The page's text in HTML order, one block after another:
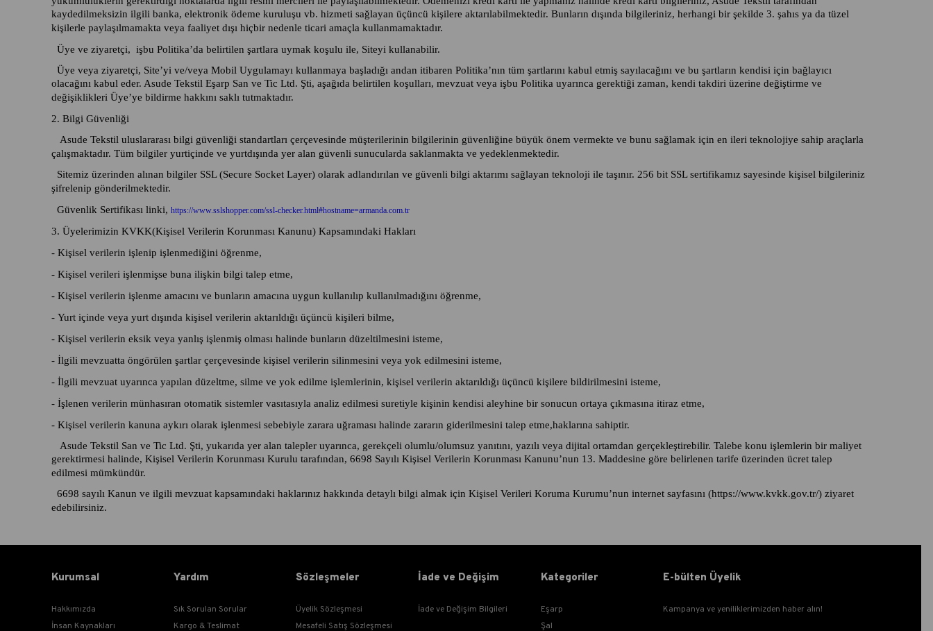
kaydedilmeksizin ilgili banka, elektronik ödeme kuruluşu vb. hizmeti sağlayan üçüncü kişilere aktarılabilmektedir. Bunların dışında bilgileriniz, herhangi bir şekilde 3. şahıs ya da tüzel
kişilerle paylaşılmamakta veya faaliyet dışı hiçbir nedenle ticari amaçla kullanmamaktadır.
Üye ve ziyaretçi, işbu Politika’da belirtilen şartlara uymak koşulu ile, Siteyi kullanabilir.
Üye veya ziyaretçi, Site’yi ve/veya Mobil Uygulamayı kullanmaya başladığı andan itibaren Politika’nın tüm şartlarını kabul etmiş sayılacağını ve bu şartların kendisi için bağlayıcı
olacağını kabul eder. Asude Tekstil Eşarp San ve Tic Ltd. Şti, aşağıda belirtilen koşulları, mevzuat veya işbu Politika uyarınca gerektiği zaman, kendi takdiri üzerine değiştirme ve
değişiklikleri Üye’ye bildirme hakkını saklı tutmaktadır.
2. Bilgi Güvenliği
Asude Tekstil uluslararası bilgi güvenliği standartları çerçevesinde müşterilerinin bilgilerinin güvenliğine büyük önem vermekte ve bunu sağlamak için en ileri teknolojiye sahip araçlarla
çalışmaktadır. Tüm bilgiler yurtiçinde ve yurtdışında yer alan güvenli sunucularda saklanmakta ve yedeklenmektedir.
Sitemiz üzerinden alınan bilgiler SSL (Secure Socket Layer) olarak adlandırılan ve güvenli bilgi aktarımı sağlayan teknoloji ile taşınır. 256 bit SSL sertifikamız sayesinde kişisel bilgileriniz
şifrelenip gönderilmektedir.
Güvenlik Sertifikası linki, https://www.sslshopper.com/ssl-checker.html#hostname=armanda.com.tr
3. Üyelerimizin KVKK(Kişisel Verilerin Korunması Kanunu) Kapsamındaki Hakları
- Kişisel verilerin işlenip işlenmediğini öğrenme,
- Kişisel verileri işlenmişse buna ilişkin bilgi talep etme,
- Kişisel verilerin işlenme amacını ve bunların amacına uygun kullanılıp kullanılmadığını öğrenme,
- Yurt içinde veya yurt dışında kişisel verilerin aktarıldığı üçüncü kişileri bilme,
- Kişisel verilerin eksik veya yanlış işlenmiş olması halinde bunların düzeltilmesini isteme,
- İlgili mevzuatta öngörülen şartlar çerçevesinde kişisel verilerin silinmesini veya yok edilmesini isteme,
- İlgili mevzuat uyarınca yapılan düzeltme, silme ve yok edilme işlemlerinin, kişisel verilerin aktarıldığı üçüncü kişilere bildirilmesini isteme,
- İşlenen verilerin münhasıran otomatik sistemler vasıtasıyla analiz edilmesi suretiyle kişinin kendisi aleyhine bir sonucun ortaya çıkmasına itiraz etme,
- Kişisel verilerin kanuna aykırı olarak işlenmesi sebebiyle zarara uğraması halinde zararın giderilmesini talep etme,haklarına sahiptir.
Asude Tekstil San ve Tic Ltd. Şti, yukarıda yer alan talepler uyarınca, gerekçeli olumlu/olumsuz yanıtını, yazılı veya dijital ortamdan gerçekleştirebilir. Talebe konu işlemlerin bir maliyet
gerektirmesi halinde, Kişisel Verilerin Korunması Kurulu tarafından, 6698 Sayılı Kişisel Verilerin Korunması Kanunu’nun 13. Maddesine göre belirlenen tarife üzerinden ücret talep
edilmesi mümkündür.
6698 sayılı Kanun ve ilgili mevzuat kapsamındaki haklarınız hakkında detaylı bilgi almak için Kişisel Verileri Koruma Kurumu’nun internet sayfasını (https://www.kvkk.gov.tr/) ziyaret
edebilirsiniz.
Kurumsal
Hakkımızda
İnsan Kaynakları
Yardım
Sık Sorulan Sorular
Kargo & Teslimat
Sözleşmeler
Üyelik Sözleşmesi
Mesafeli Satış Sözleşmesi
İade ve Değişim
İade ve Değişim Bilgileri
Kategoriler
Eşarp
Şal
E-bülten Üyelik
Kampanya ve yeniliklerimizden haber alın!